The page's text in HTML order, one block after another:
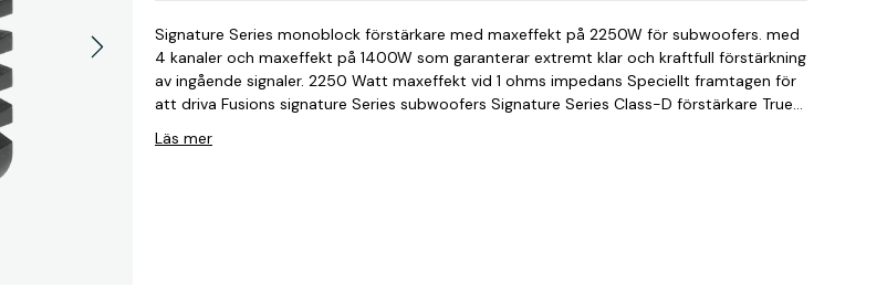
Signature Series monoblock förstärkare med maxeffekt på 2250W för subwoofers. med
4 kanaler och maxeffekt på 1400W som garanterar extremt klar och kraftfull förstärkning
av ingående signaler. 2250 Watt maxeffekt vid 1 ohms impedans Speciellt framtagen för
att driva Fusions signature Series subwoofers Signature Series Class-D förstärkare True
att öka livslängden.
Läs mer